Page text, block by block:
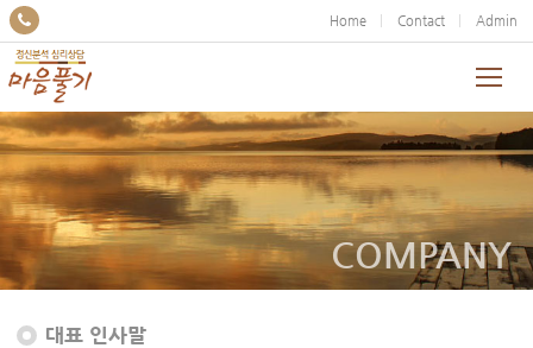
Home Contact Admin
COMPANY
대표 인사말